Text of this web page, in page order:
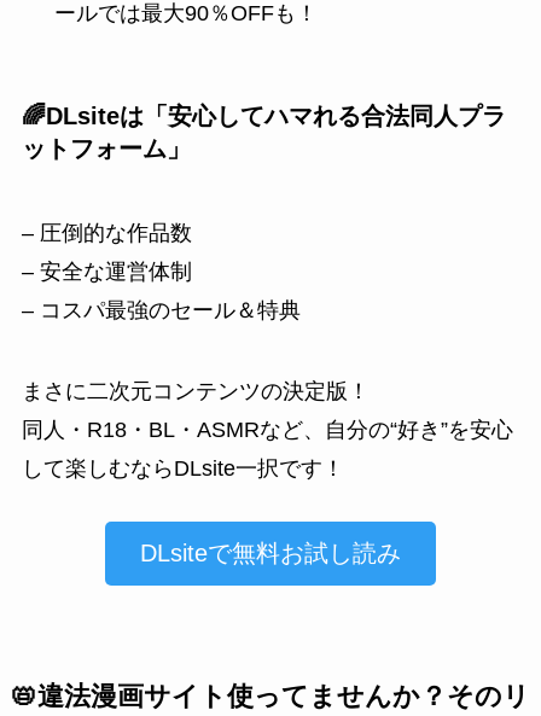
ールでは最大90％OFFも！
🌈DLsiteは「安心してハマれる合法同人プラ
ットフォーム」
– 圧倒的な作品数
– 安全な運営体制
– コスパ最強のセール＆特典
まさに二次元コンテンツの決定版！
同人・R18・BL・ASMRなど、自分の“好き”を安心
して楽しむならDLsite一択です！
DLsiteで無料お試し読み
📛違法漫画サイト使ってませんか？そのリ